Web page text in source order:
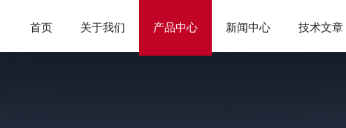
首页 关于我们 产品中心 新闻中心 技术文章